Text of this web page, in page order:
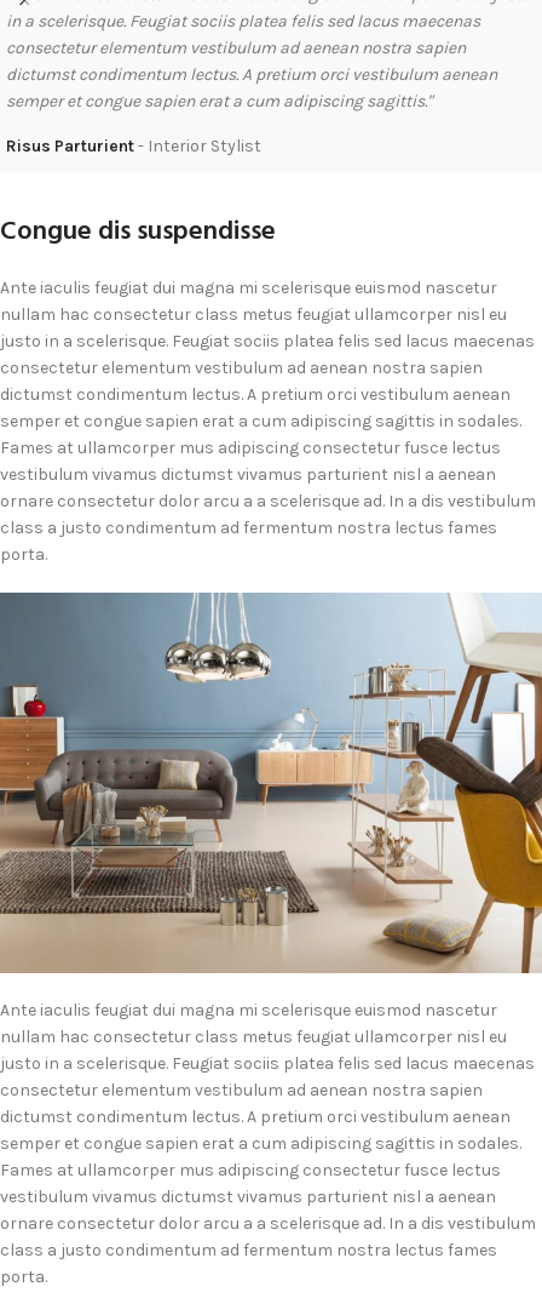
in a scelerisque. Feugiat sociis platea felis sed lacus maecenas
consectetur elementum vestibulum ad aenean nostra sapien
dictumst condimentum lectus. A pretium orci vestibulum aenean
semper et congue sapien erat a cum adipiscing sagittis."
Risus Parturient Interior Stylist
Congue dis suspendisse
Ante iaculis feugiat dui magna mi scelerisque euismod nascetur
nullam hac consectetur class metus feugiat ullamcorper nisl eu
justo in a scelerisque. Feugiat sociis platea felis sed lacus maecenas
consectetur elementum vestibulum ad aenean nostra sapien
dictumst condimentum lectus. A pretium orci vestibulum aenean
semper et congue sapien erat a cum adipiscing sagittis in sodales.
Fames at ullamcorper mus adipiscing consectetur fusce lectus
vestibulum vivamus dictumst vivamus parturient nisl a aenean
ornare consectetur dolor arcu a a scelerisque ad. In a dis vestibulum
class a justo condimentum ad fermentum nostra lectus fames
porta.
Ante iaculis feugiat dui magna mi scelerisque euismod nascetur
nullam hac consectetur class metus feugiat ullamcorper nisl eu
justo in a scelerisque. Feugiat sociis platea felis sed lacus maecenas
consectetur elementum vestibulum ad aenean nostra sapien
dictumst condimentum lectus. A pretium orci vestibulum aenean
semper et congue sapien erat a cum adipiscing sagittis in sodales.
Fames at ullamcorper mus adipiscing consectetur fusce lectus
vestibulum vivamus dictumst vivamus parturient nisl a aenean
ornare consectetur dolor arcu a a scelerisque ad. In a dis vestibulum
class a justo condimentum ad fermentum nostra lectus fames
porta.